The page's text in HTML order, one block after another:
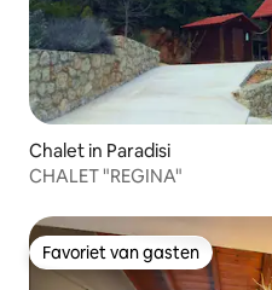
Chalet in Paradisi
CHALET "REGINA"
Favoriet van gasten
Favoriet van gasten